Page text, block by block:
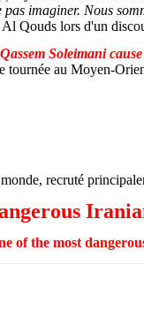
pas imaginer. Nous
Al Qouds lors d'un
Qassem Soleimanicause
tournée au Moyen-
recruté
of the most